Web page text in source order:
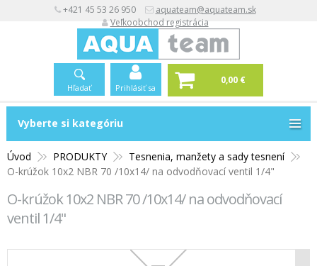
+421 45 53 26 950
aquateam@aquateam.sk
Veľkoobchod registrácia
Hľadať Prihlásiť sa
0,00 €
Vyberte si kategóriu
Úvod PRODUKTY
Tesnenia, manžety a sady tesnení
O-krúžok 10x2 NBR 70 /10x14/ na odvodňovací ventil 1/4"
O-krúžok 10x2 NBR 70 /10x14/ na odvodňovací
ventil 1/4"
Vyberte si kategóriu